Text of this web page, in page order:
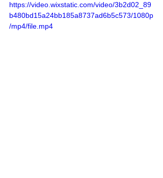
https://video.wixstatic.com/video/3b2d02_89
b480bd15a24bb185a8737ad6b5c573/1080p
/mp4/file.mp4